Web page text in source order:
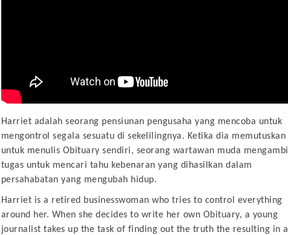
Harriet adalah seorang pensiunan pengusaha yang mencoba untuk
mengontrol segala sesuatu di sekelilingnya. Ketika dia memutuskan
untuk menulis Obituary sendiri, seorang wartawan muda mengambil
tugas untuk mencari tahu kebenaran yang dihasilkan dalam
persahabatan yang mengubah hidup.
Harriet is a retired businesswoman who tries to control everything
around her. When she decides to write her own Obituary, a young
journalist takes up the task of finding out the truth the resulting in a